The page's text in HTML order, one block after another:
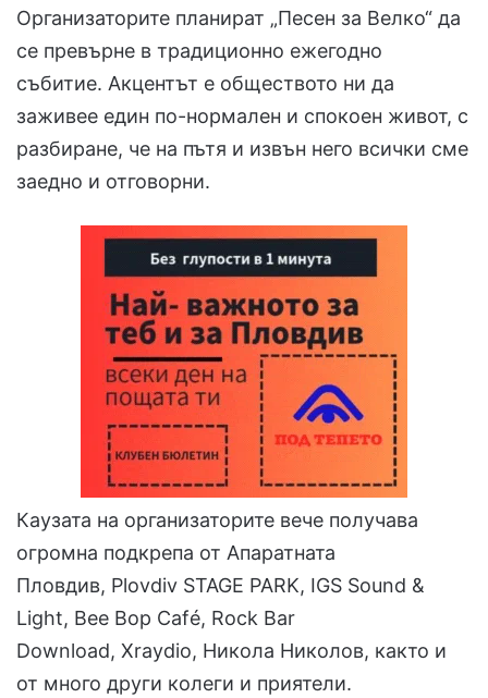
Организаторите планират „Песен за Велко“ да
се превърне в традиционно ежегодно
събитие. Акцентът е обществото ни да
заживее един по-нормален и спокоен живот, с
разбиране, че на пътя и извън него всички сме
заедно и отговорни.
Каузата на организаторите вече получава
огромна подкрепа от Апаратната
Пловдив, Plovdiv STAGE PARK, IGS Sound &
Light, Bee Bop Café, Rock Bar
Download, Xraydio, Никола Николов, както и
от много други колеги и приятели.